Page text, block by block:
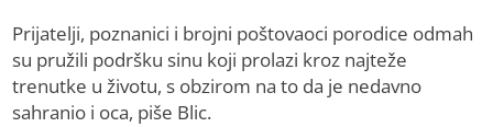
Prijatelji, poznanici i brojni poštovaoci porodice odmah
su pružili podršku sinu koji prolazi kroz najteže
trenutke u životu, s obzirom na to da je nedavno
sahranio i oca, piše Blic.